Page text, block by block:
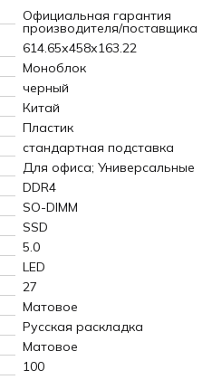
Официальная гарантия
производителя/поставщика
614.65х458х163.22
Моноблок
черный
Китай
Пластик
стандартная подставка
Для офиса; Универсальные
DDR4
SO-DIMM
SSD
5.0
LED
27
Матовое
Русская раскладка
Матовое
100